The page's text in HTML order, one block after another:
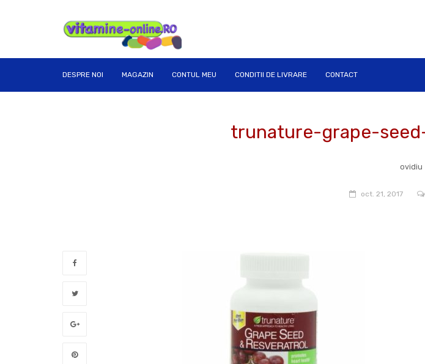
DESPRE NOI MAGAZIN CONTUL MEU CONDITII DE LIVRARE CONTACT
trunature-grape-
ovidiu
oct. 21, 2017